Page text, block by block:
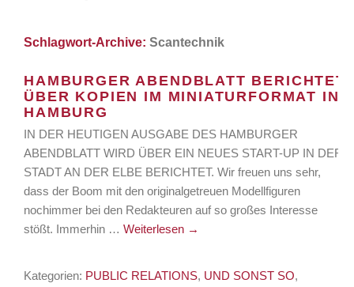
Schlagwort-Archive:Scantechnik
HAMBURGER ABENDBLATT BERICHTET
ÜBER KOPIEN IM MINIATURFORMAT IN
HAMBURG
IN DER HEUTIGEN AUSGABE DES HAMBURGER
ABENDBLATT WIRD ÜBER EIN NEUES START-UP IN DER
STADT AN DER ELBE BERICHTET. Wir freuen uns sehr,
dass der Boom mit den originalgetreuen Modellfiguren
nochimmer bei den Redakteuren auf so großes Interesse
stößt. Immerhin …Weiterlesen →
Kategorien: PUBLIC RELATIONS, UND SONST SO,